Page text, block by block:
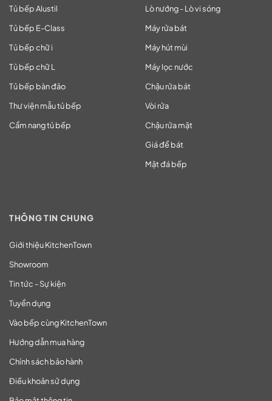
Tủ bếp Alustil
Tủ bếp E-Class
Tủ bếp chữ i
Tủ bếp chữ L
Tủ bếp bàn đảo
Thư viện mẫu tủ bếp
Cẩm nang tủ bếp
Lò nướng - Lò vi sóng
Máy rửa bát
Máy hút mùi
Máy lọc nước
Chậu rửa bát
Vòi rửa
Chậu rửa mặt
Giá để bát
Mặt đá bếp
THÔNG TIN CHUNG
Giới thiệu KitchenTown
Showroom
Tin tức - Sự kiện
Tuyển dụng
Vào bếp cùng KitchenTown
Hướng dẫn mua hàng
Chính sách bảo hành
Điều khoản sử dụng